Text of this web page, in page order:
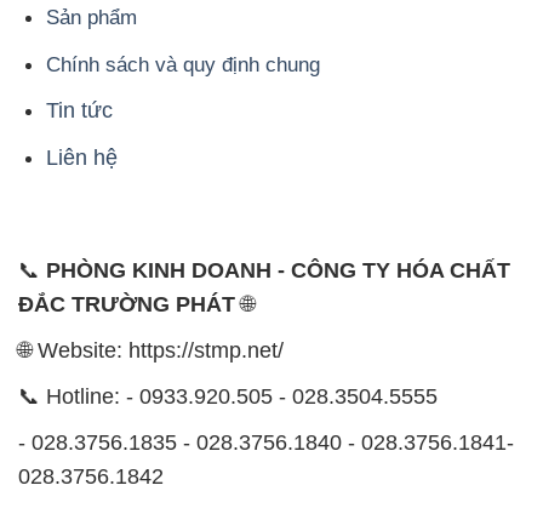
Sản phẩm
Chính sách và quy định chung
Tin tức
Liên hệ
📞 PHÒNG KINH DOANH - CÔNG TY HÓA CHẤT
ĐẮC TRƯỜNG PHÁT🌐
🌐 Website: https://stmp.net/
📞 Hotline: - 0933.920.505 - 028.3504.5555
- 028.3756.1835 - 028.3756.1840 - 028.3756.1841-
028.3756.1842